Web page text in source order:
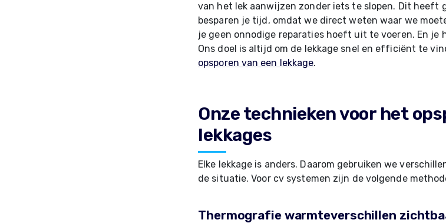
van het lek aanwijzen zonder iets te slopen. Dit heeft
besparen je tijd, omdat we direct weten waar we
je geen onnodige reparaties hoeft uit te voeren. En je
Ons doel is altijd om de lekkage snel en efficiënt te
opsporen van een lekkage.
Onze technieken voor het
lekkages
Elke lekkage is anders. Daarom gebruiken we
de situatie. Voor cv systemen zijn de volgende
Thermografie warmteverschillen